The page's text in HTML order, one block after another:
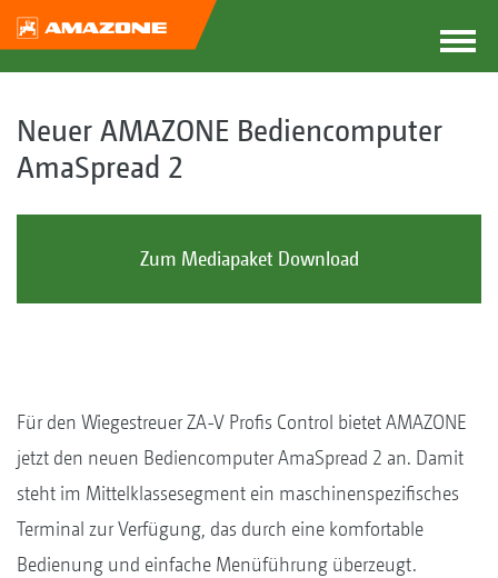
Neuer AMAZONE Bediencomputer
AmaSpread 2
Zum Mediapaket Download
Für den Wiegestreuer ZA-V Profis Control bietet AMAZONE
jetzt den neuen Bediencomputer AmaSpread 2 an. Damit
steht im Mittelklassesegment ein maschinenspezifisches
Terminal zur Verfügung, das durch eine komfortable
Bedienung und einfache Menüführung überzeugt.